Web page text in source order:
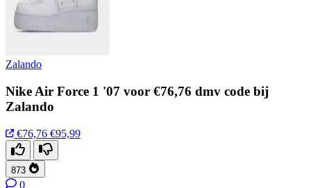
Zalando
Nike Air Force 1 '07 voor €76,76 dmv code bij
Zalando
€76,76 €95,99
873
0